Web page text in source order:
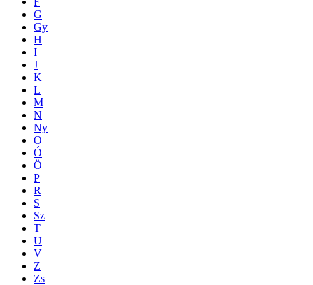
G
Gy
H
I
J
K
L
M
N
Ny
O
Ó
Ö
P
R
S
Sz
T
U
V
Z
Zs